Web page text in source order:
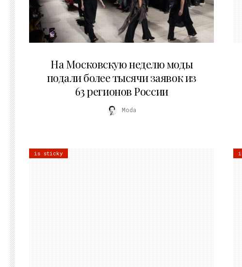
На Московскую неделю моды
подали более тысячи заявок из
63 регионов России
Moda
is sticky